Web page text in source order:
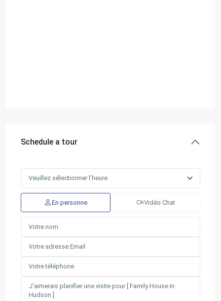
Schedule a tour
En personne Vidéo Chat